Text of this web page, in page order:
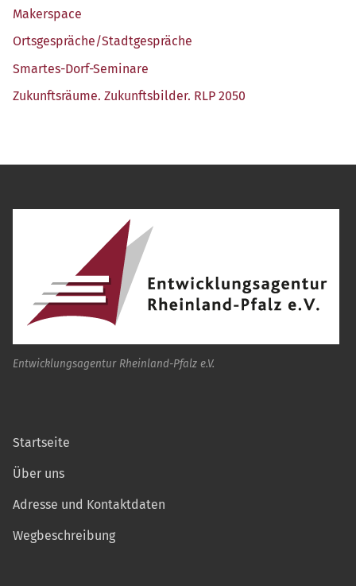
Maker­space
Ortsgespräche/​Stadtgespräche
Smar­tes-Dorf-Semi­na­re
Zukunfts­räu­me. Zukunfts­bil­der. RLP 2050
Entwicklungsagentur Rheinland-Pfalz e.V.
Startseite
Über uns
Adresse und Kontaktdaten
Wegbeschreibung